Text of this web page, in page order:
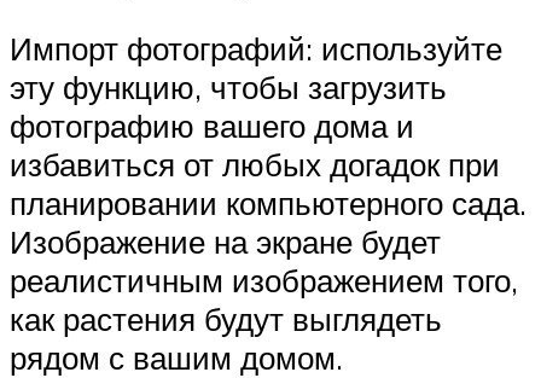
Импорт фотографий: используйте
эту функцию, чтобы загрузить
фотографию вашего дома и
избавиться от любых догадок при
планировании компьютерного сада.
Изображение на экране будет
реалистичным изображением того,
как растения будут выглядеть
рядом с вашим домом.